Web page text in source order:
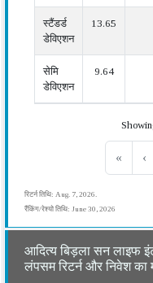
स्टैंडर्ड
डेविएशन
13.65
सेमि
डेविएशन
9.64
« ‹
रिटर्न तिथि: Aug. 7, 2026.
रैंकिंग/रेश्यो तिथि: June 30, 2026
आदित्य बिड़ला सन लाइफ
लंपसम रिटर्न और निवेश का